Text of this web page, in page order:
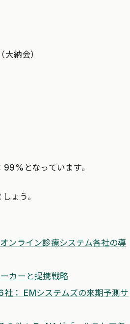
納会）
となっています。
ょう。
ンライン診療システム各社の導
カーと提携戦略
： EMシステムズの来期予測サ